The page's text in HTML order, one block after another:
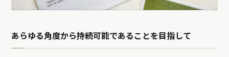
あらゆる角度から持続可能であることを目指して